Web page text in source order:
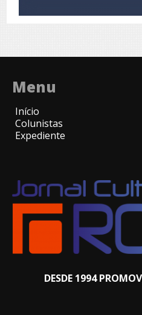
Menu
Início
Colunistas
Expediente
DESDE 1994